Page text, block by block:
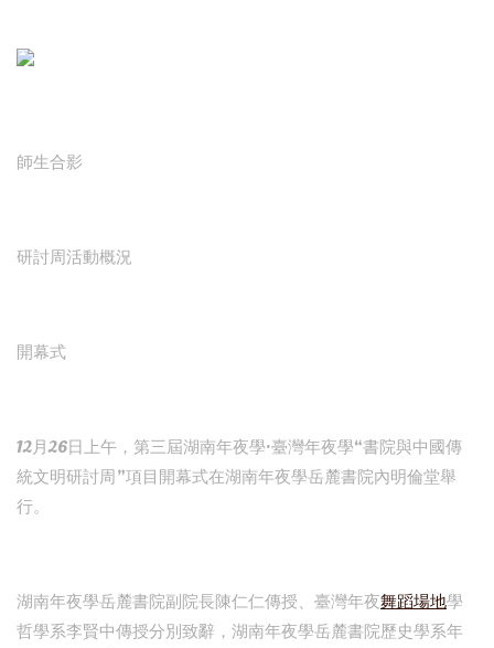
師生合影
研討周活動概況
開幕式
12月26日上午，第三屆湖南年夜學·臺灣年夜學“書院與中國傳
統文明研討周”項目開幕式在湖南年夜學岳麓書院內明倫堂舉
行。
湖南年夜學岳麓書院副院長陳仁仁傳授、臺灣年夜舞蹈場地學
哲學系李賢中傳授分別致辭，湖南年夜學岳麓書院歷史學系年